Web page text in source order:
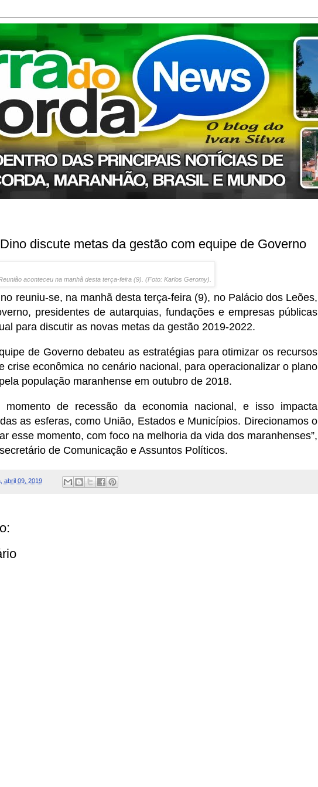
discute metas da gestão com equipe de Governo
aconteceu na manhã desta terça-feira (9). (Foto: Karlos Geromy).
reuniu-se, na manhã desta terça-feira (9), no Palácio dos Leões,
presidentes de autarquias, fundações e empresas públicas
para discutir as novas metas da gestão 2019-2022.
de Governo debateu as estratégias para otimizar os recursos
crise econômica no cenário nacional, para operacionalizar o plano
população maranhense em outubro de 2018.
momento de recessão da economia nacional, e isso impacta
as esferas, como União, Estados e Municípios. Direcionamos o
esse momento, com foco na melhoria da vida dos maranhenses”,
de Comunicação e Assuntos Políticos.
abril 09, 2019